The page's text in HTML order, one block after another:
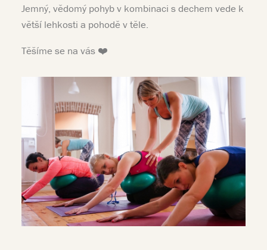
Jemný, vědomý pohyb v kombinaci s dechem vede k
větší lehkosti a pohodě v těle.
Těšíme se na vás ❤️